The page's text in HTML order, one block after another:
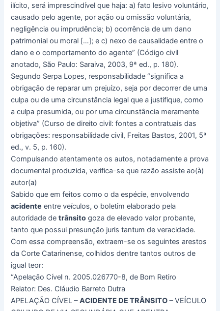
ilícito, será imprescindível que haja: a) fato lesivo voluntário,
causado pelo agente, por ação ou omissão voluntária,
negligência ou imprudência; b) ocorrência de um dano
patrimonial ou moral […]; e c) nexo de causalidade entre o
dano e o comportamento do agente” (Código civil
anotado, São Paulo: Saraiva, 2003, 9ª ed., p. 180).
Segundo Serpa Lopes, responsabilidade “significa a
obrigação de reparar um prejuízo, seja por decorrer de uma
culpa ou de uma circunstância legal que a justifique, como
a culpa presumida, ou por uma circunstância meramente
objetiva” (Curso de direito civil: fontes a contratuais das
obrigações: responsabilidade civil, Freitas Bastos, 2001, 5ª
ed., v. 5, p. 160).
Compulsando atentamente os autos, notadamente a prova
documental produzida, verifica-se que razão assiste ao(à)
autor(a)
Sabido que em feitos como o da espécie, envolvendo
acidente entre veículos, o boletim elaborado pela
autoridade detrânsito goza de elevado valor probante,
tanto que possui presunção juris tantum de veracidade.
Com essa compreensão, extraem-se os seguintes arestos
da Corte Catarinense, colhidos dentre tantos outros de
igual teor:
“Apelação Cível n. 2005.026770-8, de Bom Retiro
Relator: Des. Cláudio Barreto Dutra
APELAÇÃO CÍVEL –ACIDENTE DE TRÂNSITO – VEÍCULO